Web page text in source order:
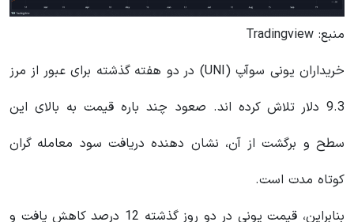
منبع: Tradingview
خریداران یونی سوآپ (UNI) در دو هفته گذشته برای عبور از مرز
9.3 دلار تلاش کرده اند. صعود چند باره قیمت به بالای این
سطح و برگشت از آن، نشان دهنده دریافت سود معامله گران
کوتاه مدت است.
بنابراین، قیمت یونی در دو روز گذشته 12 درصد کاهش یافت و